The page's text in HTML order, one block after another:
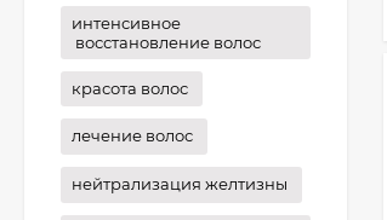
интенсивное
восстановление волос
красота волос
лечение волос
нейтрализация желтизны